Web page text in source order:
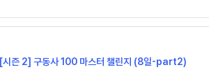
[시즌 2] 구동사 100 마스터 챌린지 (8일-part2)